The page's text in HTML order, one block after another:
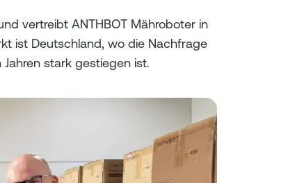
vertreibt ANTHBOT Mähroboter in
ist Deutschland, wo die Nachfrage
stark gestiegen ist.